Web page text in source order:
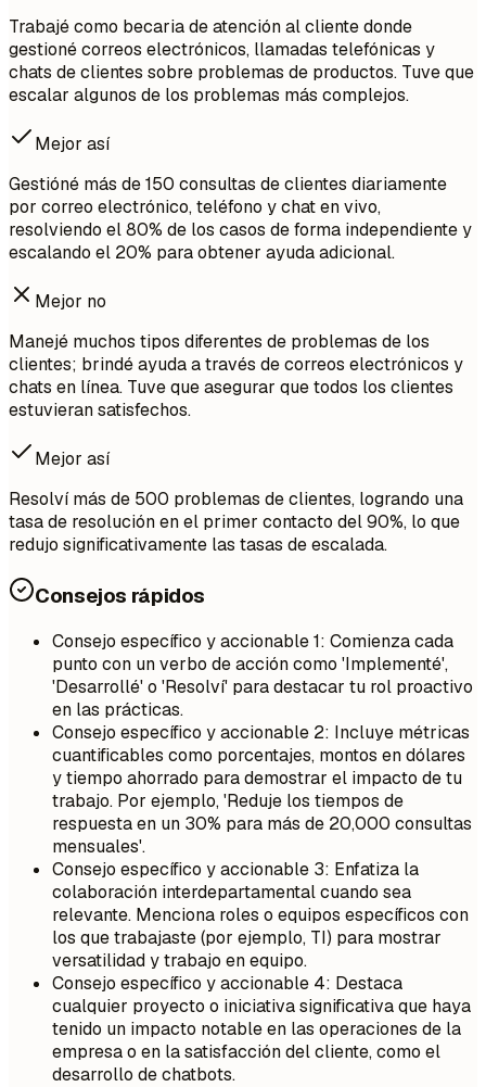
Trabajé como becaria de atención al cliente donde
gestioné correos electrónicos, llamadas telefónicas y
chats de clientes sobre problemas de productos. Tuve que
escalar algunos de los problemas más complejos.
Mejor así
Gestióné más de 150 consultas de clientes diariamente
por correo electrónico, teléfono y chat en vivo,
resolviendo el 80% de los casos de forma independiente y
escalando el 20% para obtener ayuda adicional.
Mejor no
Manejé muchos tipos diferentes de problemas de los
clientes; brindé ayuda a través de correos electrónicos y
chats en línea. Tuve que asegurar que todos los clientes
estuvieran satisfechos.
Mejor así
Resolví más de 500 problemas de clientes, logrando una
tasa de resolución en el primer contacto del 90%, lo que
redujo significativamente las tasas de escalada.
Consejos rápidos
Consejo específico y accionable 1: Comienza cada
punto con un verbo de acción como 'Implementé',
'Desarrollé' o 'Resolví' para destacar tu rol proactivo
en las prácticas.
Consejo específico y accionable 2: Incluye métricas
cuantificables como porcentajes, montos en dólares
y tiempo ahorrado para demostrar el impacto de tu
trabajo. Por ejemplo, 'Reduje los tiempos de
respuesta en un 30% para más de 20,000 consultas
mensuales'.
Consejo específico y accionable 3: Enfatiza la
colaboración interdepartamental cuando sea
relevante. Menciona roles o equipos específicos con
los que trabajaste (por ejemplo, TI) para mostrar
versatilidad y trabajo en equipo.
Consejo específico y accionable 4: Destaca
cualquier proyecto o iniciativa significativa que haya
tenido un impacto notable en las operaciones de la
empresa o en la satisfacción del cliente, como el
desarrollo de chatbots.